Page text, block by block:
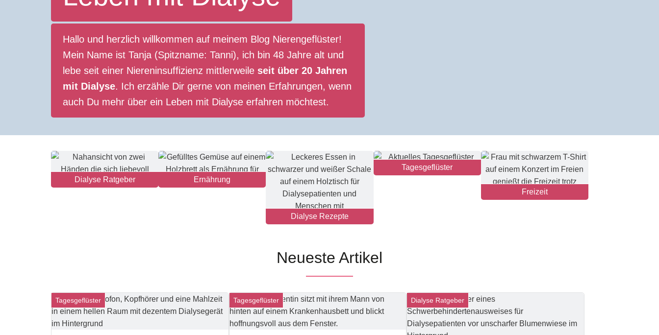
Hallo und herzlich willkommen auf meinem Blog Nierengeflüster!
Mein Name ist Tanja (Spitzname: Tanni), ich bin 48 Jahre alt und
lebe seit einer Niereninsuffizienz mittlerweile seit über 20 Jahren
mit Dialyse. Ich erzähle Dir gerne von meinen Erfahrungen, wenn
auch Du mehr über ein Leben mit Dialyse erfahren möchtest.
Dialyse Ratgeber Ernährung
Dialyse Rezepte
Tagesgeflüster
Freizeit
Neueste Artikel
Tagesgeflüster Tagesgeflüster Dialyse Ratgeber